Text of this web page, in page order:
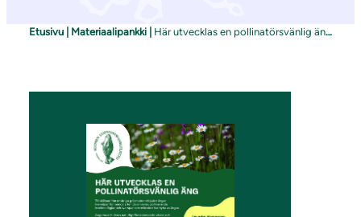
Etusivu Materiaalipankki Här utvecklas en pollinatörsvänlig äng (sv, fi)